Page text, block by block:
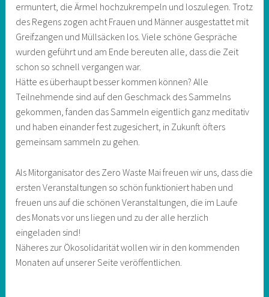
ermuntert, die Ärmel hochzukrempeln und loszulegen. Trotz
des Regens zogen acht Frauen und Männer ausgestattet mit
Greifzangen und Müllsäcken los. Viele schöne Gespräche
wurden geführt und am Ende bereuten alle, dass die Zeit
schon so schnell vergangen war.
Hätte es überhaupt besser kommen können? Alle
Teilnehmende sind auf den Geschmack des Sammelns
gekommen, fanden das Sammeln eigentlich ganz meditativ
und haben einander fest zugesichert, in Zukunft öfters
gemeinsam sammeln zu gehen.
Als Mitorganisator des Zero Waste Mai freuen wir uns, dass die
ersten Veranstaltungen so schön funktioniert haben und
freuen uns auf die schönen Veranstaltungen, die im Laufe
des Monats vor uns liegen und zu der alle herzlich
eingeladen sind!
Näheres zur Ökosolidarität wollen wir in den kommenden
Monaten auf unserer Seite veröffentlichen.